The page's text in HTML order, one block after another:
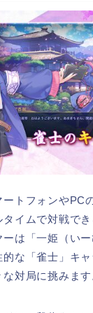
ートフォンやPC
タイムで対戦で
ーは「一姫（い
な「雀士」キ
対局に挑みます